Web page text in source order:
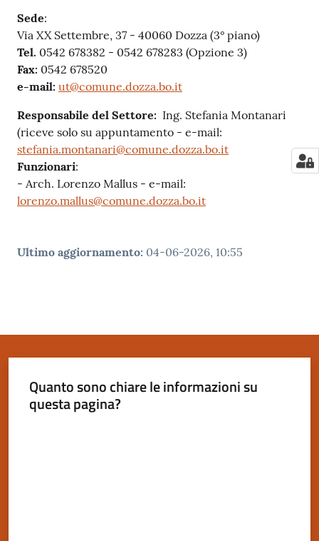
Sede:
Via XX Settembre, 37 - 40060 Dozza (3° piano)
Tel. 0542 678382 - 0542 678283 (Opzione 3)
Fax: 0542 678520
e-mail: ut@comune.dozza.bo.it
Responsabile del Settore: Ing. Stefania Montanari
(riceve solo su appuntamento - e-mail:
stefania.montanari@comune.dozza.bo.it
Funzionari:
- Arch. Lorenzo Mallus - e-mail:
lorenzo.mallus@comune.dozza.bo.it
Ultimo aggiornamento: 04-06-2026, 10:55
Quanto sono chiare le informazioni su
questa pagina?